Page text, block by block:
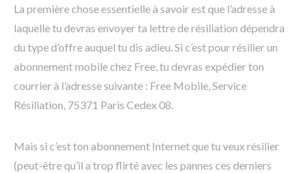
La première chose essentielle à savoir est que l’adresse à
laquelle tu devras envoyer ta lettre de résiliation dépendra
du type d’offre auquel tu dis adieu. Si c’est pour résilier un
abonnement mobile chez Free, tu devras expédier ton
courrier à l’adresse suivante : Free Mobile, Service
Résiliation, 75371 Paris Cedex 08.
Mais si c’est ton abonnement Internet que tu veux résilier
(peut-être qu’il a trop flirté avec les pannes ces derniers